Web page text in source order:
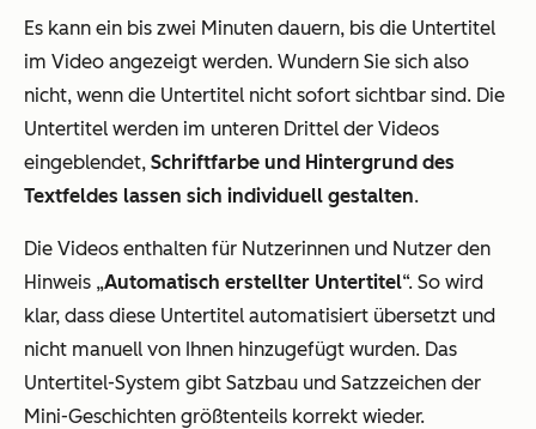
Es kann ein bis zwei Minuten dauern, bis die Untertitel
im Video angezeigt werden. Wundern Sie sich also
nicht, wenn die Untertitel nicht sofort sichtbar sind. Die
Untertitel werden im unteren Drittel der Videos
eingeblendet, Schriftfarbe und Hintergrund des
Textfeldes lassen sich individuell gestalten.
Die Videos enthalten für Nutzerinnen und Nutzer den
Hinweis „Automatisch erstellter Untertitel“. So wird
klar, dass diese Untertitel automatisiert übersetzt und
nicht manuell von Ihnen hinzugefügt wurden. Das
Untertitel-System gibt Satzbau und Satzzeichen der
Mini-Geschichten größtenteils korrekt wieder.